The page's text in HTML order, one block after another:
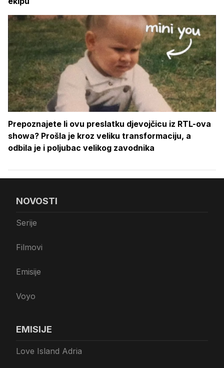
Prepoznajete li ovu preslatku djevojčicu iz RTL-ova
showa? Prošla je kroz veliku transformaciju, a
odbila je i poljubac velikog zavodnika
NOVOSTI
Serije
Filmovi
Emisije
Voyo
EMISIJE
Love Island Adria